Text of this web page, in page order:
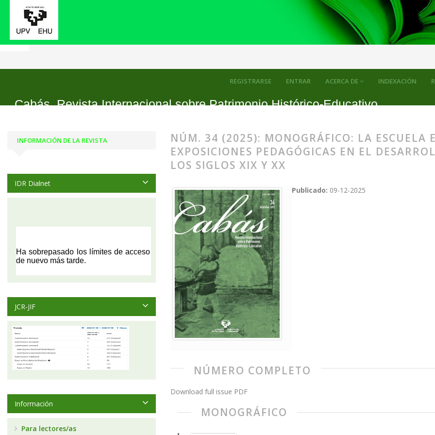
ACERCA DE INDEXACIÓN
REGISTRARSE ENTRAR
Cabás. Revista Internacional sobre Patrimonio Histórico-Educativo
Inicio
Archivos
Núm. 34 (2025): Monográfico: La escuela en el escaparate: el papel de las exposiciones pedagógicas en el desarrollo
NÚM. 34 (2025): MONOGRÁFICO: LA ESCUELA
EXPOSICIONES PEDAGÓGICAS EN EL
LOS SIGLOS XIX Y XX
Publicado: 09-12-2025
NÚMERO COMPLETO
Download full issue PDF
MONOGRÁFICO
INFORMACIÓN DE LA REVISTA
IDR Dialnet
JCR-JIF
Información
Para lectores/as